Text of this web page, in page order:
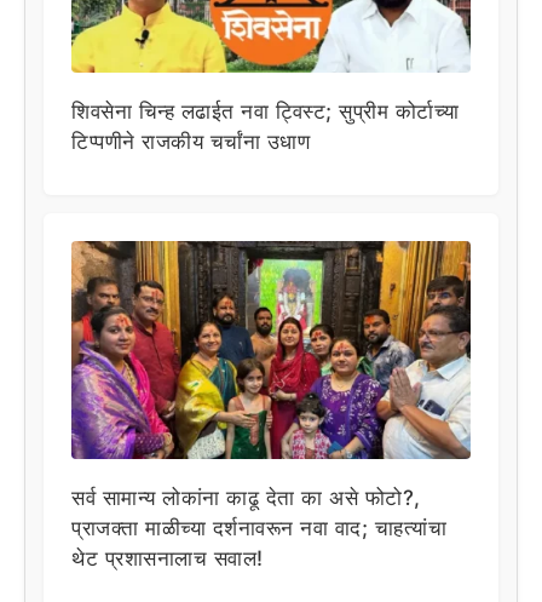
शिवसेना चिन्ह लढाईत नवा ट्विस्ट; सुप्रीम कोर्टाच्या
टिप्पणीने राजकीय चर्चांना उधाण
सर्व सामान्य लोकांना काढू देता का असे फोटो?,
प्राजक्ता माळीच्या दर्शनावरून नवा वाद; चाहत्यांचा
थेट प्रशासनालाच सवाल!